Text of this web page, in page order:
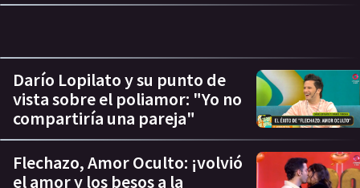
Darío Lopilato y su punto de
vista sobre el poliamor: "Yo no
compartiría una pareja"
Flechazo, Amor Oculto: ¡volvió
el amor y los besos a la